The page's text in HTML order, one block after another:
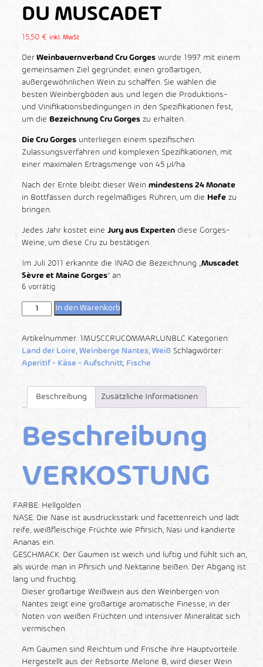
DU MUSCADET
15,50 € inkl. MwSt
Der Weinbauernverband Cru Gorges wurde 1997 mit einem
gemeinsamen Ziel gegründet: einen großartigen,
außergewöhnlichen Wein zu schaffen. Sie wählen die
besten Weinbergböden aus und legen die Produktions-
und Vinifikationsbedingungen in den Spezifikationen fest,
um die Bezeichnung Cru Gorges zu erhalten.
Die Cru Gorges unterliegen einem spezifischen
Zulassungsverfahren und komplexen Spezifikationen, mit
einer maximalen Ertragsmenge von 45 μl/ha.
Nach der Ernte bleibt dieser Weinmindestens 24 Monate
in Bottfässen durch regelmäßiges Rühren, um die Hefe zu
bringen.
Jedes Jahr kostet eineJury aus Experten diese Gorges-
Weine, um diese Cru zu bestätigen.
Im Juli 2011 erkannte die INAO die Bezeichnung „Muscadet
Sèvre et Maine Gorges“ an
6 vorrätig
In den Warenkorb
Artikelnummer: 1MUSCCRUCOMMARLUNBLC Kategorien:
Land der Loire ,Weinberge Nantes ,Weiß Schlagwörter:
Aperitif - Käse - Aufschnitt Fische
Beschreibung Zusätzliche Informationen
Beschreibung
VERKOSTUNG
FARBE: Hellgolden
NASE: Die Nase ist ausdrucksstark und facettenreich und lädt
reife, weißfleischige Früchte wie Pfirsich, Nasi und kandierte
Ananas ein.
GESCHMACK: Der Gaumen ist weich und luftig und fühlt sich an,
als würde man in Pfirsich und Nektarine beißen. Der Abgang ist
lang und fruchtig.
Dieser großartige Weißwein aus den Weinbergen von
Nantes zeigt eine großartige aromatische Finesse, in der
Noten von weißen Früchten und intensiver Mineralität sich
vermischen.
Am Gaumen sind Reichtum und Frische ihre Hauptvorteile.
Hergestellt aus der Rebsorte Melone B, wird dieser Wein